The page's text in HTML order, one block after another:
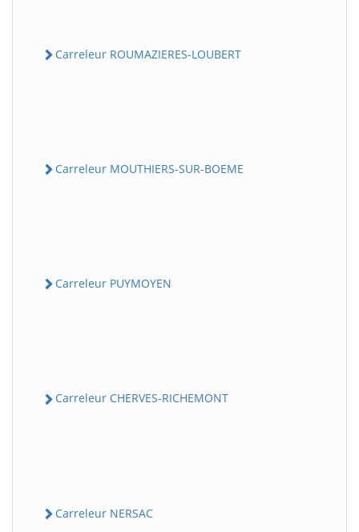
Carreleur ROUMAZIERES-LOUBERT
Carreleur MOUTHIERS-SUR-BOEME
Carreleur PUYMOYEN
Carreleur CHERVES-RICHEMONT
Carreleur NERSAC